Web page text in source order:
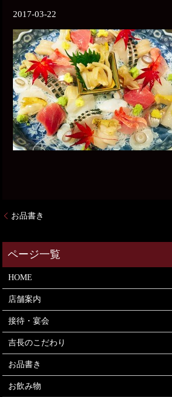
2017-03-22
お品書き
HOME
店舗案内
接待・宴会
吉長のこだわり
お品書き
お飲み物